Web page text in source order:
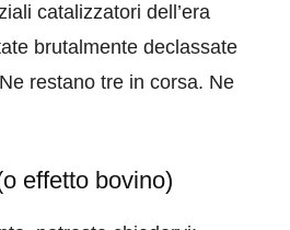
catalizzatori dell’era
brutalmente declassate
restano tre in corsa. Ne
effetto bovino)